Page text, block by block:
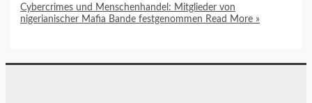
Cybercrimes und Menschenhandel: Mitglieder von
nigerianischer Mafia Bande festgenommen Read More »